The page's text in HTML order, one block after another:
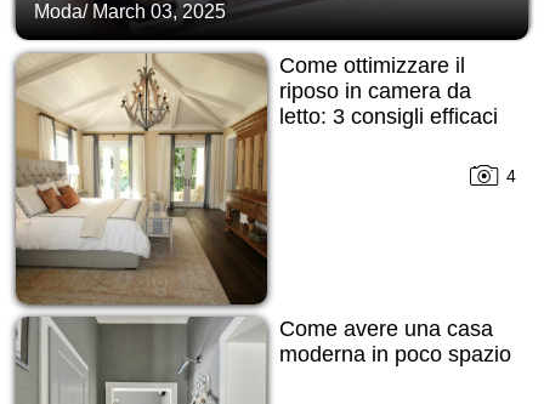
Moda/ March 03, 2025
Come ottimizzare il
riposo in camera da
letto: 3 consigli efficaci
4
Come avere una casa
moderna in poco spazio